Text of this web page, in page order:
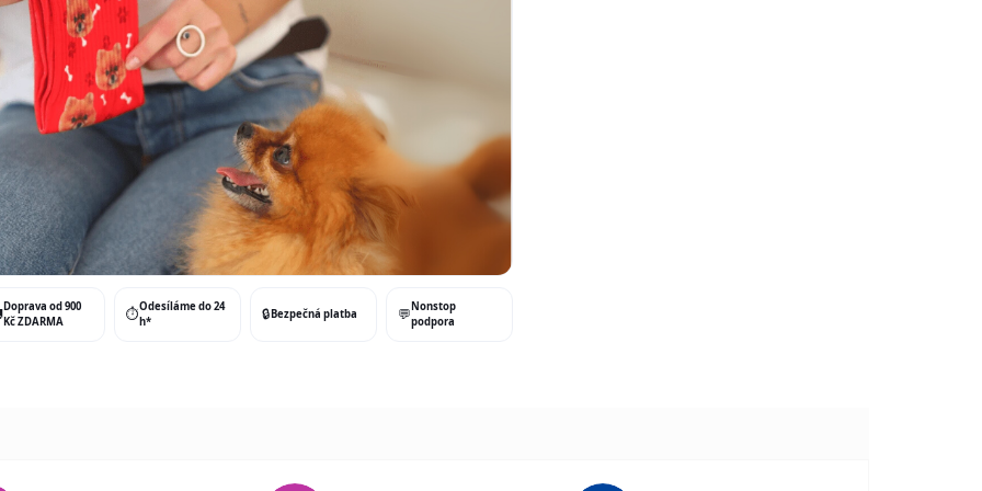
Doprava od 900
Kč ZDARMA
⏱️Odesíláme do 24
h*
🔒 Bezpečná platba 💬Nonstop
podpora